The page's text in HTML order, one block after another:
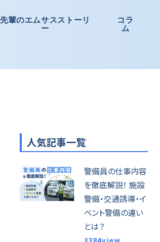
先輩のエムサスストーリ
ー
コラ
ム
人気記事一覧
警備員の仕事内容
を徹底解説！ 施設
警備・交通誘導・イ
ベント警備の違い
とは？
3384view